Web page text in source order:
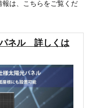
は、こちらをご覧くだ
ネル 詳しくは